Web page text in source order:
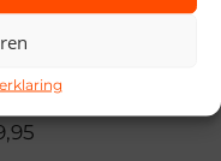
& Pelle